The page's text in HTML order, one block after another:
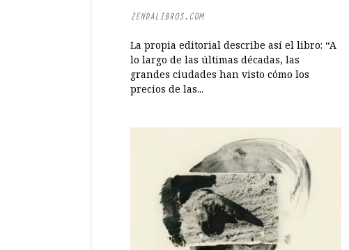
ZENDALIBROS.COM
La propia editorial describe así el libro: “A
lo largo de las últimas décadas, las
grandes ciudades han visto cómo los
precios de las...